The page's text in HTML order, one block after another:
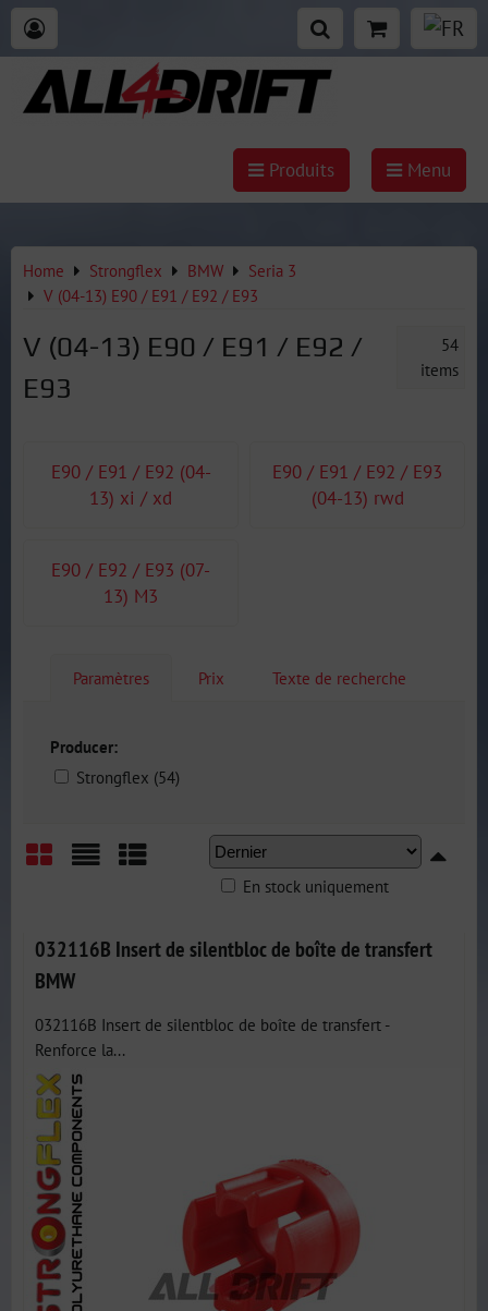
Produits Menu
Home Strongflex BMW
Seria 3
V (04-13) E90 / E91 / E92 / E93
V (04-13) E90 / E91 / E92 /
E93
54
items
E90 / E91 / E92 (04-
13) xi / xd
E90 / E91 / E92 / E93
(04-13) rwd
E90 / E92 / E93 (07-
13) M3
Paramètres Prix Texte de recherche
Producer:
Strongflex (54)
En stock uniquement
032116B Insert de silentbloc de boîte de transfert
BMW
032116B Insert de silentbloc de boîte de transfert -
Renforce la...